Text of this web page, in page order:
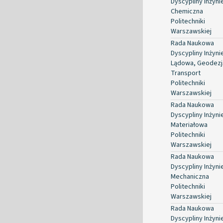
Chemiczna
Politechniki
Warszawskiej
Rada Naukowa
Dyscypliny
Lądowa,
Transport
Politechniki
Warszawskiej
Rada Naukowa
Dyscypliny
Materiałowa
Politechniki
Warszawskiej
Rada Naukowa
Dyscypliny
Mechaniczna
Politechniki
Warszawskiej
Rada Naukowa
Dyscypliny